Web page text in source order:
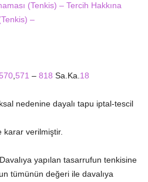
(Tenkis) – Tercih Hakkına
–
570 571 – 818 Sa.Ka. 18
nedenine dayalı tapu iptal-tescil
karar verilmiştir.
yapılan tasarrufun tenkisine
tümünün değeri ile davalıya